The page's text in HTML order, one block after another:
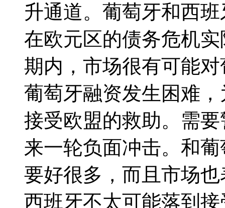
升通道。葡萄牙和西
在欧元区的债务危机
期内，市场很有可能
葡萄牙融资发生困难
接受欧盟的救助。需
来一轮负面冲击。和
要好很多，而且市场
西班牙不太可能落到